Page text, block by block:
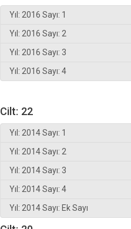
Yıl: 2016 Sayı: 1
Yıl: 2016 Sayı: 2
Yıl: 2016 Sayı: 3
Yıl: 2016 Sayı: 4
Cilt: 22
Yıl: 2014 Sayı: 1
Yıl: 2014 Sayı: 2
Yıl: 2014 Sayı: 3
Yıl: 2014 Sayı: 4
Yıl: 2014 Sayı: Ek Sayı